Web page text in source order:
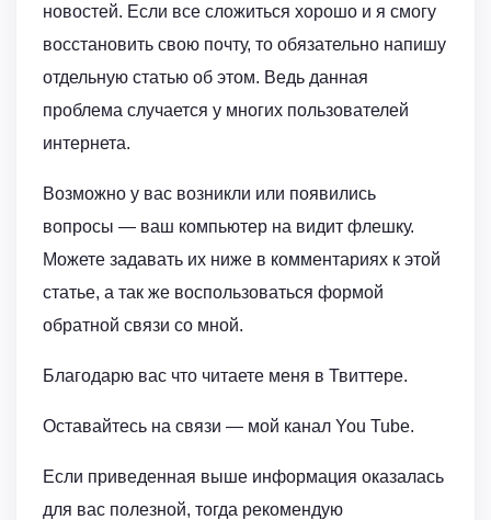
новостей. Если все сложиться хорошо и я смогу
восстановить свою почту, то обязательно напишу
отдельную статью об этом. Ведь данная
проблема случается у многих пользователей
интернета.
Возможно у вас возникли или появились
вопросы — ваш компьютер на видит флешку.
Можете задавать их ниже в комментариях к этой
статье, а так же воспользоваться формой
обратной связи со мной.
Благодарю вас что читаете меня в Твиттере.
Оставайтесь на связи — мой канал You Tube.
Если приведенная выше информация оказалась
для вас полезной, тогда рекомендую